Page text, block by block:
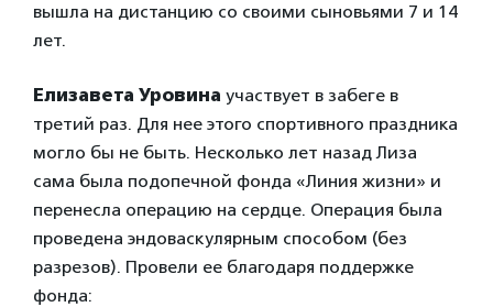
вышла на дистанцию со своими сыновьями 7 и 14
лет.
Елизавета Уровина участвует в забеге в
третий раз. Для нее этого спортивного праздника
могло бы не быть. Несколько лет назад Лиза
сама была подопечной фонда «Линия жизни» и
перенесла операцию на сердце. Операция была
проведена эндоваскулярным способом (без
разрезов). Провели ее благодаря поддержке
фонда: